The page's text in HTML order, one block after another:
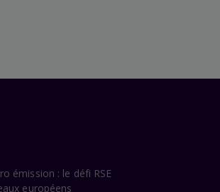
émission : le défi RSE
européens